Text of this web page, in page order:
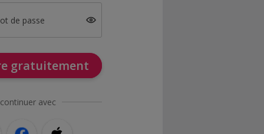
de passe
gratuitement
avec